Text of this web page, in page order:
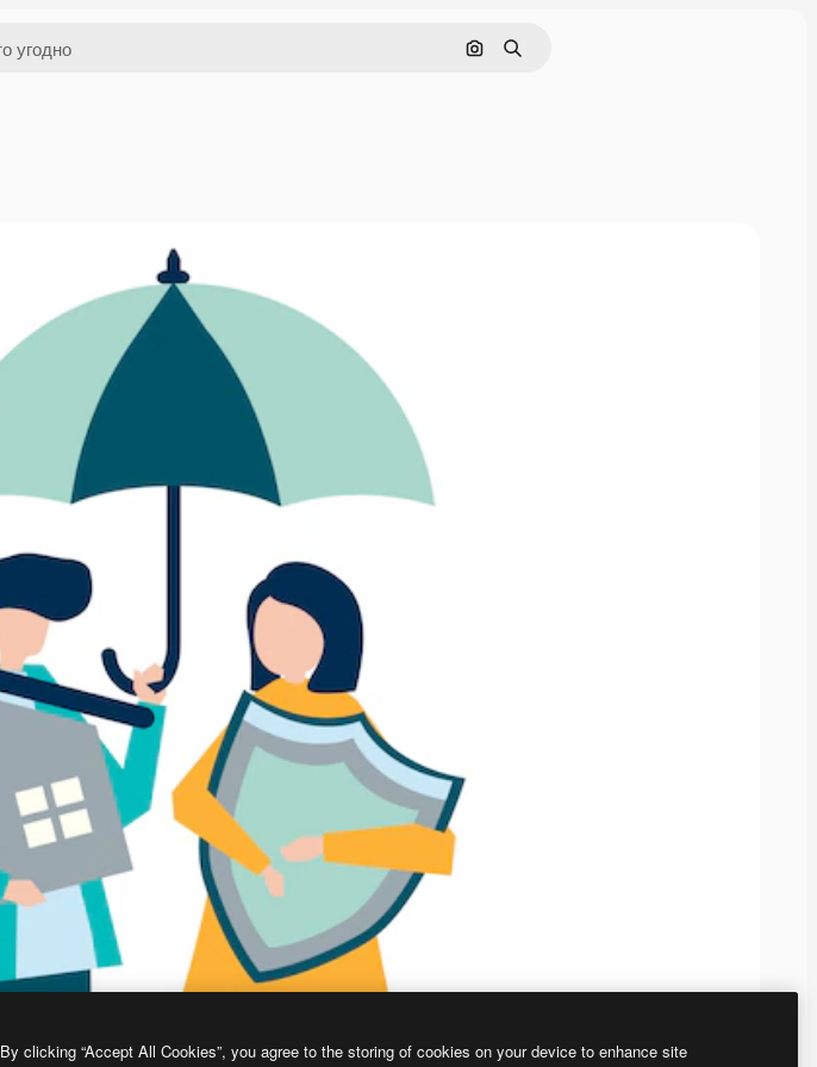
Поиск по изображению
Поиск
By clicking “Accept All Cookies”, you agree to the storing of cookies on your device to enhance site